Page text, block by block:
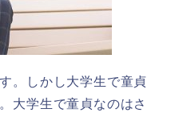
。しかし大学生で童貞
大学生で童貞なのはさ